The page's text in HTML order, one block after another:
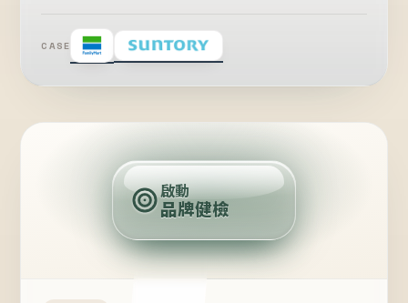
CASE
定
位
點
啟動
品牌健檢